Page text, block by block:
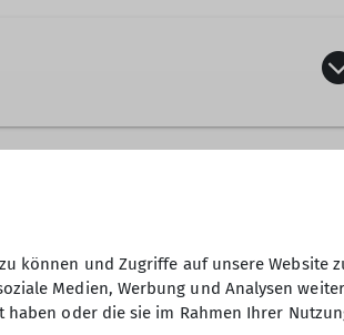
können und Zugriffe auf unsere Website
Medien, Werbung und Analysen
oder die sie im Rahmen Ihrer